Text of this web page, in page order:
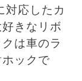
対応したカ
きなリボ
は車のラ
ックで